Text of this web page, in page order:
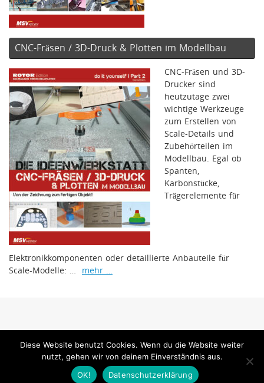
CNC-Fräsen / 3D-Druck & Plotten im Modellbau
CNC-Fräsen und 3D-
Drucker sind
heutzutage zwei
wichtige Werkzeuge
zum Erstellen von
Scale-Details und
Zubehörteilen im
Modellbau. Egal ob
Spanten,
Karbonstücke,
Trägerelemente für
Elektronikkomponenten oder detaillierte Anbauteile für
Scale-Modelle: … mehr …
GmbH
MSV Medien
Präsentiert vonTempera
Diese Website benutzt Cookies. Wenn du die Website weiter
nutzt, gehen wir von deinem Einverständnis aus.
OK!
Datenschutzerklärung